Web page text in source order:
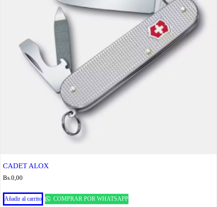
CADET ALOX
Bs.0,00
Añadir al carrito COMPRAR POR WHATSAPP